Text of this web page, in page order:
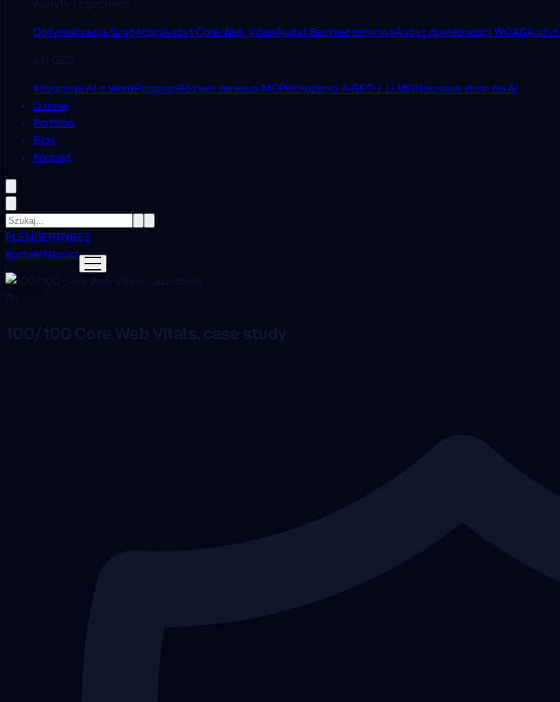
Optymalizacja SzybkościAudyt Core Web VitalsAudyt BezpieczeństwaAudyt dostępności WCAGAudyt
Integracja AI z WordPressemRozwój serwera MCPWdrożenia AIGEO / LLMONaprawa stron po AI
O mnie
Portfolio
Blog
Kontakt
PLENDEPTNBES
KontaktNapisz